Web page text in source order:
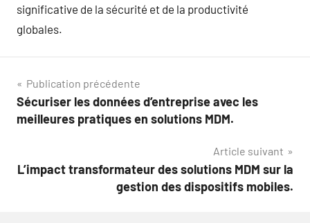
significative de la sécurité et de la productivité
globales.
Navigation
de
Publication précédente
Sécuriser les données d’entreprise avec les
meilleures pratiques en solutions MDM.
Article suivant
L’impact transformateur des solutions MDM sur la
gestion des dispositifs mobiles.